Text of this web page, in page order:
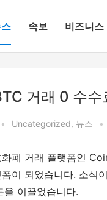
속보 비즈니스
거래 0 수
• Uncategorized, 뉴스 •
폐 거래 플랫폼인
이 되었습니다. 소식
을 이끌었습니다.